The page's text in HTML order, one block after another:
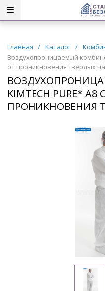
Главная / Каталог /
Воздухопроницаемый
от проникновения твердых
KIMTECH PURE*
ПРОНИКНОВЕНИЯ